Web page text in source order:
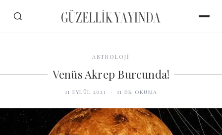
ASTROLOJİ
Venüs Akrep Burcunda!
11 Eylül 2021 · 11 dk okuma